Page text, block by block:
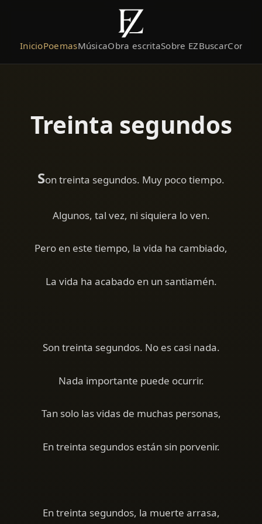
InicioPoemasMúsicaObra escritaSobre EZBuscar
Treinta segundos
Son treinta segundos. Muy poco tiempo.
Algunos, tal vez, ni siquiera lo ven.
Pero en este tiempo, la vida ha cambiado,
La vida ha acabado en un santiamén.
Son treinta segundos. No es casi nada.
Nada importante puede ocurrir.
Tan solo las vidas de muchas personas,
En treinta segundos están sin porvenir.
En treinta segundos, la muerte arrasa,